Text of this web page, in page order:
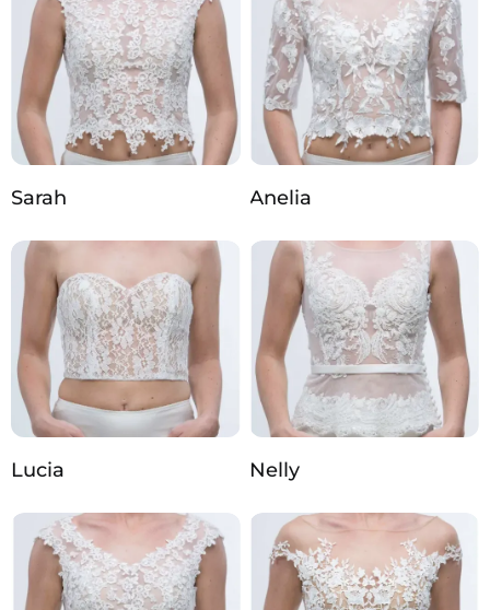
Sarah Anelia
Lucia Nelly